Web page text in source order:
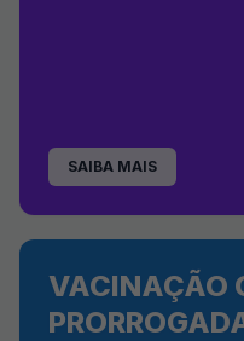
SAIBA MAIS
VACINAÇÃO